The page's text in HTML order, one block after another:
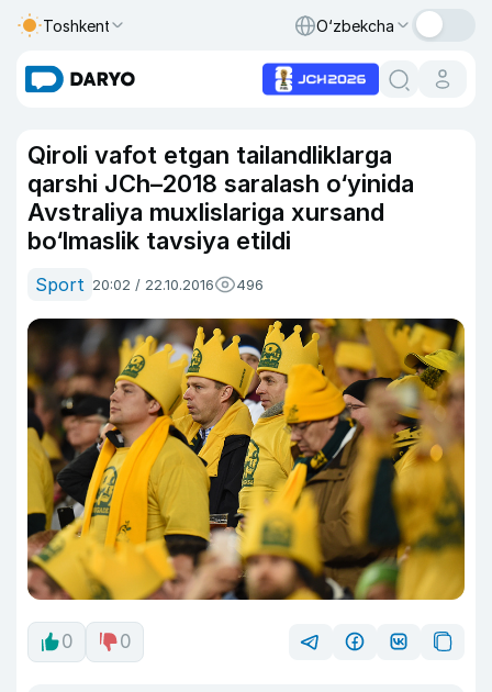
Toshkent O‘zbekcha
Qiroli vafot etgan tailandliklarga
qarshi JCh–2018 saralash o‘yinida
Avstraliya muxlislariga xursand
bo‘lmaslik tavsiya etildi
Sport 20:02 / 22.10.2016 496
0 0